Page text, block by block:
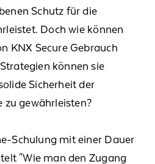
Schutz für die
Doch wie können
KNX Secure Gebrauch
können sie
Sicherheit der
zu gewährleisten?
Schulung mit einer Dauer
"Wie man den Zugang